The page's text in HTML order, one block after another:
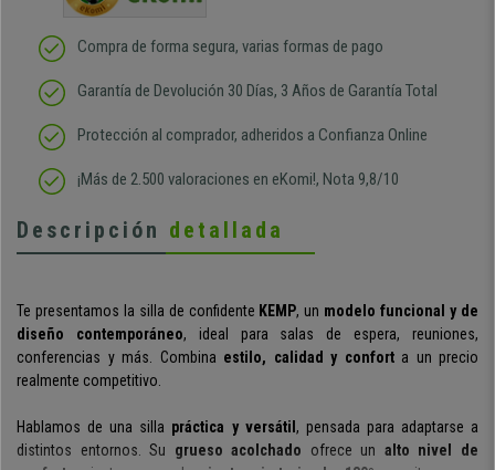
Compra de forma segura, varias formas de pago
Garantía de Devolución 30 Días, 3 Años de Garantía Total
Protección al comprador, adheridos a Confianza Online
¡Más de 2.500 valoraciones en eKomi!, Nota 9,8/10
Descripción detallada
Te presentamos la silla de confidente KEMP, un modelo funcional y de
diseño contemporáneo, ideal para salas de espera, reuniones,
conferencias y más. Combina estilo, calidad y conforta un precio
realmente competitivo.
Hablamos de una silla práctica y versátil , pensada para adaptarse a
distintos entornos. Su grueso acolchado ofrece un alto nivel de